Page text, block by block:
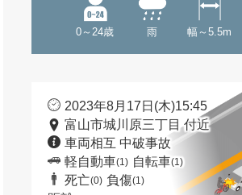
0～24歳 雨 幅～5.5m
2023年8月17日(木)15:45
富山市城川原三丁目 付近
車両相互 中破事故
軽自動車(1) 自転車(1)
死亡(0) 負傷(1)